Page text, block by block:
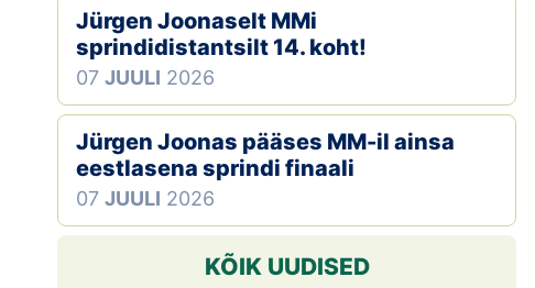
Jürgen Joonaselt MMi
sprindidistantsilt 14. koht!
07 JUULI 2026
Jürgen Joonas pääses MM-il ainsa
eestlasena sprindi finaali
07 JUULI 2026
KÕIK UUDISED